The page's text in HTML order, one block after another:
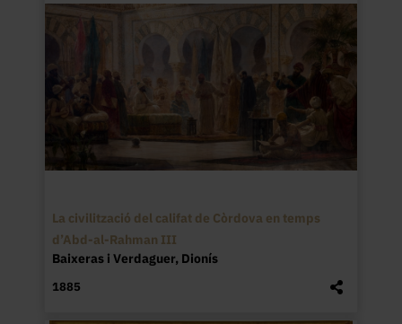
La civilització del califat de Còrdova en temps
d’Abd-al-Rahman III
Baixeras i Verdaguer, Dionís
1885